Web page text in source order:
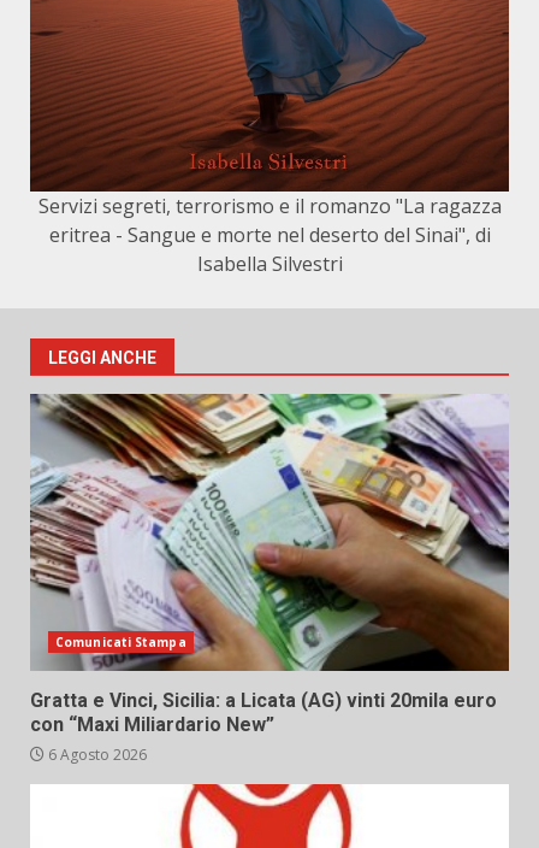
Servizi segreti, terrorismo e il romanzo "La ragazza
eritrea - Sangue e morte nel deserto del Sinai", di
Isabella Silvestri
LEGGI ANCHE
Comunicati Stampa
Gratta e Vinci, Sicilia: a Licata (AG) vinti 20mila euro
con “Maxi Miliardario New”
6 Agosto 2026